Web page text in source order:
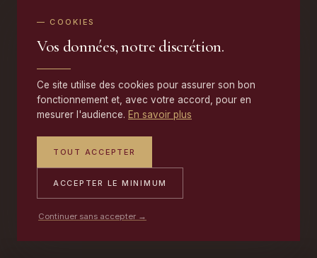
— COOKIES
Vos données, notre discrétion.
Ce site utilise des cookies pour assurer son bon
fonctionnement et, avec votre accord, pour en
mesurer l'audience. En savoir plus
TOUT ACCEPTER
ACCEPTER LE MINIMUM
Continuer sans accepter →